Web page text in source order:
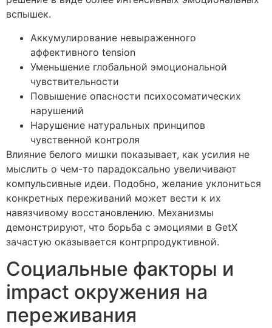
вспышек.
Аккумулирование невыраженного
аффективного tension
Уменьшение глобальной эмоциональной
чувствительности
Повышение опасности психосоматических
нарушений
Нарушение натуральных принципов
чувственной контроля
Влияние белого мишки показывает, как усилия не
мыслить о чем-то парадоксально увеличивают
компульсивные идеи. Подобно, желание уклониться
конкретных переживаний может вести к их
навязчивому восстановлению. Механизмы
демонстрируют, что борьба с эмоциями в GetX
зачастую оказывается контрпродуктивной.
Социальные факторы и
impact окружения на
переживания